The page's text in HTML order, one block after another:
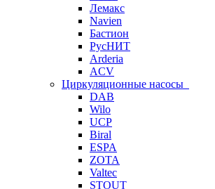
Лемакс
Navien
Бастион
РусНИТ
Arderia
ACV
Циркуляционные насосы
DAB
Wilo
UCP
Biral
ESPA
ZOTA
Valtec
STOUT